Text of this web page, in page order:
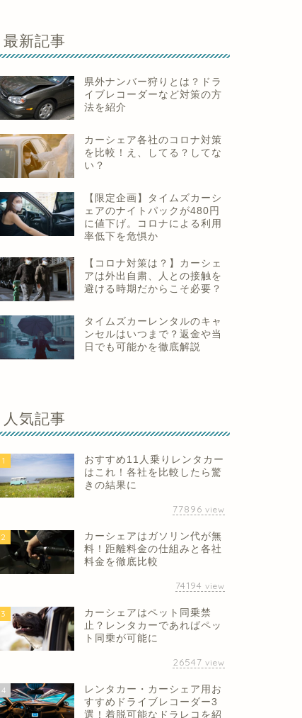
最新記事
県外ナンバー狩りとは？ドラ
イブレコーダーなど対策の方
法を紹介
カーシェア各社のコロナ対策
を比較！え、してる？してな
い？
【限定企画】タイムズカーシ
ェアのナイトパックが480円
に値下げ。コロナによる利用
率低下を危惧か
【コロナ対策は？】カーシェ
アは外出自粛、人との接触を
避ける時期だからこそ必要？
タイムズカーレンタルのキャ
ンセルはいつまで？返金や当
日でも可能かを徹底解説
人気記事
1
おすすめ11人乗りレンタカー
はこれ！各社を比較したら驚
きの結果に
77896 view
2
カーシェアはガソリン代が無
料！距離料金の仕組みと各社
料金を徹底比較
74194 view
3
カーシェアはペット同乗禁
止？レンタカーであればペッ
ト同乗が可能に
26547 view
4
レンタカー・カーシェア用お
すすめドライブレコーダー3
選！着脱可能なドラレコを紹